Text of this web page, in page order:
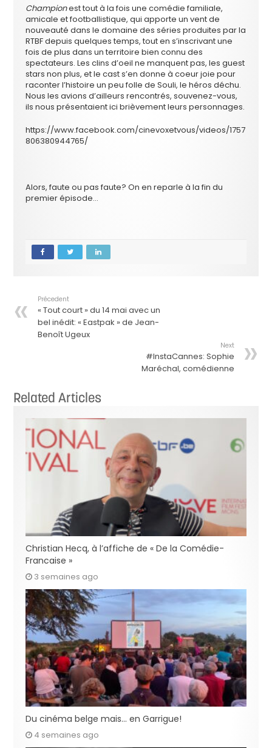
Championest tout à la fois une comédie familiale,
amicale et footballistique, qui apporte un vent de
nouveauté dans le domaine des séries produites par la
RTBF depuis quelques temps, tout en s’inscrivant une
fois de plus dans un territoire bien connu des
spectateurs. Les clins d’oeil ne manquent pas, les guest
stars non plus, et le cast s’en donne à coeur joie pour
raconter l’histoire un peu folle de Souli, le héros déchu.
Nous les avions d’ailleurs rencontrés, souvenez-vous,
ils nous présentaient ici brièvement leurs personnages.
https://www.facebook.com/cinevoxetvous/videos/1757
806380944765/
Alors, faute ou pas faute? On en reparle à la fin du
premier épisode…
Précedent
« Tout court » du 14 mai avec un
bel inédit: « Eastpak » de Jean-
Benoît Ugeux
Next
#InstaCannes: Sophie
Maréchal, comédienne
Related Articles
Christian Hecq, à l’affiche de « De la Comédie-
Francaise »
3 semaines ago
Du cinéma belge mais… en Garrigue!
4 semaines ago